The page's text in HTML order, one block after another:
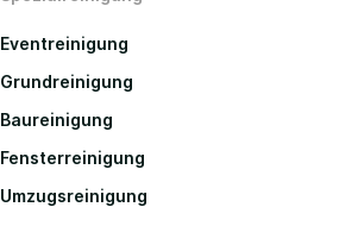
Eventreinigung
Grundreinigung
Baureinigung
Fensterreinigung
Umzugsreinigung